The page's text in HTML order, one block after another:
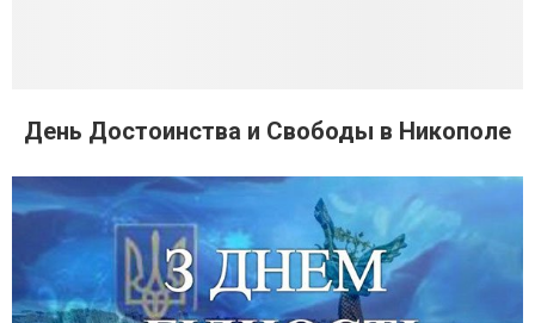
День Достоинства и Свободы в Никополе